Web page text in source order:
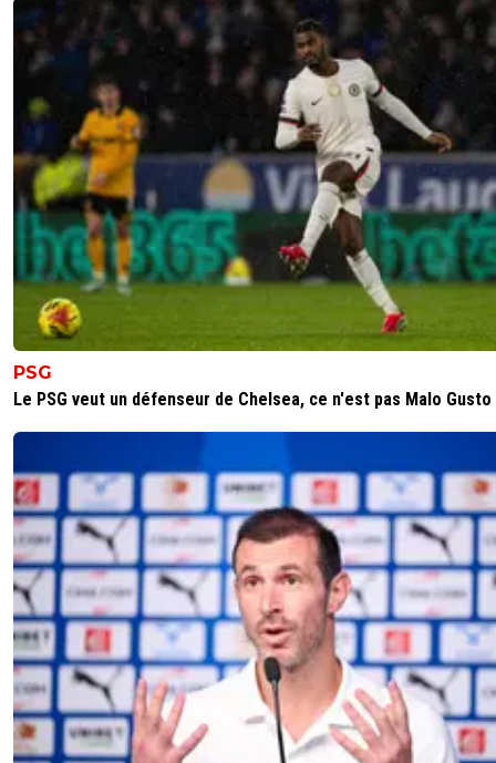
PSG
Le PSG veut un défenseur de Chelsea, ce n'est pas Malo Gusto